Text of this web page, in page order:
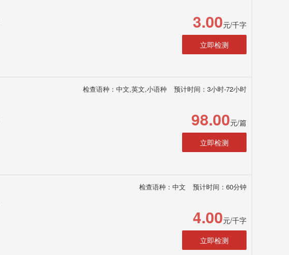
3.00元/千字
立即检测
检查语种：中文,英文,小语种 预计时间：3小时-72小时
98.00元/篇
立即检测
检查语种：中文 预计时间：60分钟
4.00元/千字
立即检测